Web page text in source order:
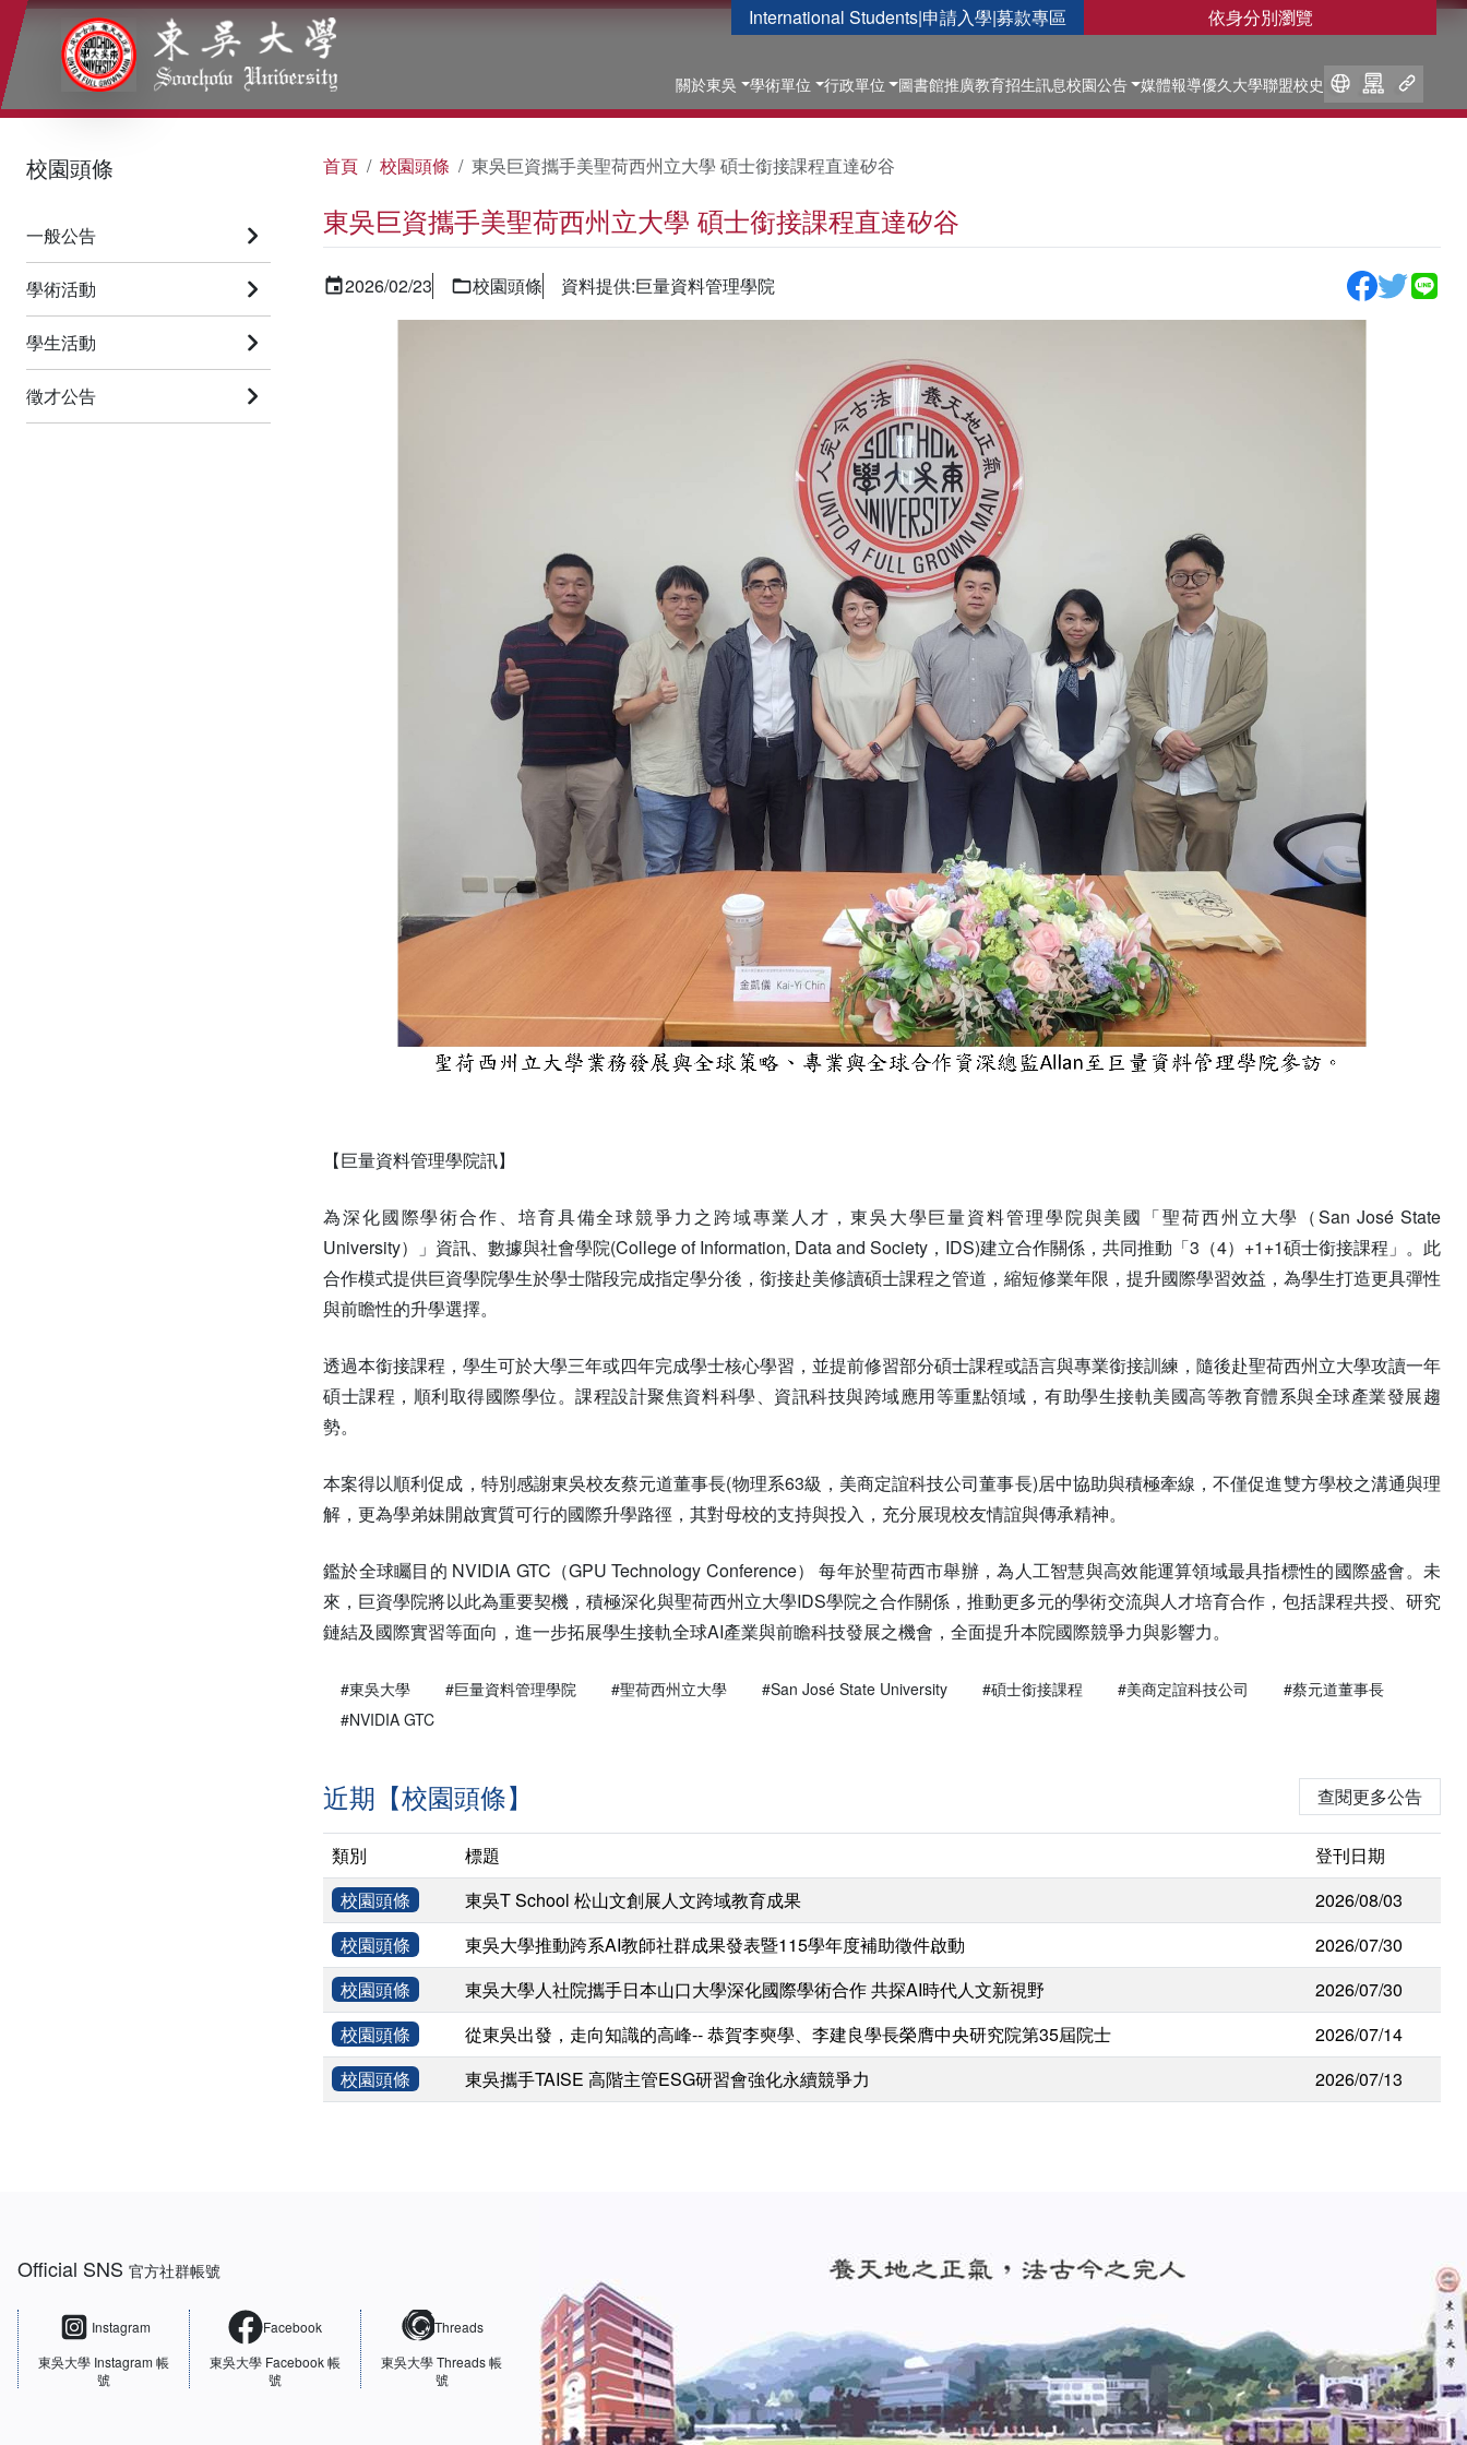
International Students|申請入學|募款專區 依身分別瀏覽
關於東吳 學術單位 行政單位 圖書館推廣教育招生訊息校園公告 媒體報導優久大學聯盟校史
:::
校園頭條
一般公告
學術活動
學生活動
徵才公告
首頁 校園頭條 東吳巨資攜手美聖荷西州立大學 碩士銜接課程直達矽谷
東吳巨資攜手美聖荷西州立大學 碩士銜接課程直達矽谷
2026/02/23 校園頭條 資料提供:巨量資料管理學院
【巨量資料管理學院訊】
為深化國際學術合作、培育具備全球競爭力之跨域專業人才，東吳大學巨量資料管理學院與美國「聖荷西州立大學（San José State
University）」資訊、數據與社會學院(College of Information, Data and Society，IDS)建立合作關係，共同推動「3（4）+1+1碩士銜接課程」。此
合作模式提供巨資學院學生於學士階段完成指定學分後，銜接赴美修讀碩士課程之管道，縮短修業年限，提升國際學習效益，為學生打造更具彈性
與前瞻性的升學選擇。
透過本銜接課程，學生可於大學三年或四年完成學士核心學習，並提前修習部分碩士課程或語言與專業銜接訓練，隨後赴聖荷西州立大學攻讀一年
碩士課程，順利取得國際學位。課程設計聚焦資料科學、資訊科技與跨域應用等重點領域，有助學生接軌美國高等教育體系與全球產業發展趨
勢。
本案得以順利促成，特別感謝東吳校友蔡元道董事長(物理系63級，美商定誼科技公司董事長)居中協助與積極牽線，不僅促進雙方學校之溝通與理
解，更為學弟妹開啟實質可行的國際升學路徑，其對母校的支持與投入，充分展現校友情誼與傳承精神。
鑑於全球矚目的 NVIDIA GTC（GPU Technology Conference） 每年於聖荷西市舉辦，為人工智慧與高效能運算領域最具指標性的國際盛會。未
來，巨資學院將以此為重要契機，積極深化與聖荷西州立大學IDS學院之合作關係，推動更多元的學術交流與人才培育合作，包括課程共授、研究
鏈結及國際實習等面向，進一步拓展學生接軌全球AI產業與前瞻科技發展之機會，全面提升本院國際競爭力與影響力。
#東吳大學 #巨量資料管理學院 #聖荷西州立大學 #San José State University #碩士銜接課程 #美商定誼科技公司
#蔡元道董事長
#NVIDIA GTC
近期【校園頭條】 查閱更多公告
類別 標題
登刊日期
校園頭條
東吳T School 松山文創展人文跨域教育成果
2026/08/03
校園頭條
東吳大學推動跨系AI教師社群成果發表暨115學年度補助徵件啟動
2026/07/30
校園頭條
東吳大學人社院攜手日本山口大學深化國際學術合作 共探AI時代人文新視野
2026/07/30
校園頭條
從東吳出發，走向知識的高峰-- 恭賀李奭學、李建良學長榮膺中央研究院第35屆院士
2026/07/14
校園頭條
東吳攜手TAISE 高階主管ESG研習會強化永續競爭力 2026/07/13
Official SNS 官方社群帳號
Instagram
東吳大學 Instagram 帳
號
Facebook
東吳大學 Facebook 帳
號
Threads
東吳大學Threads 帳
號